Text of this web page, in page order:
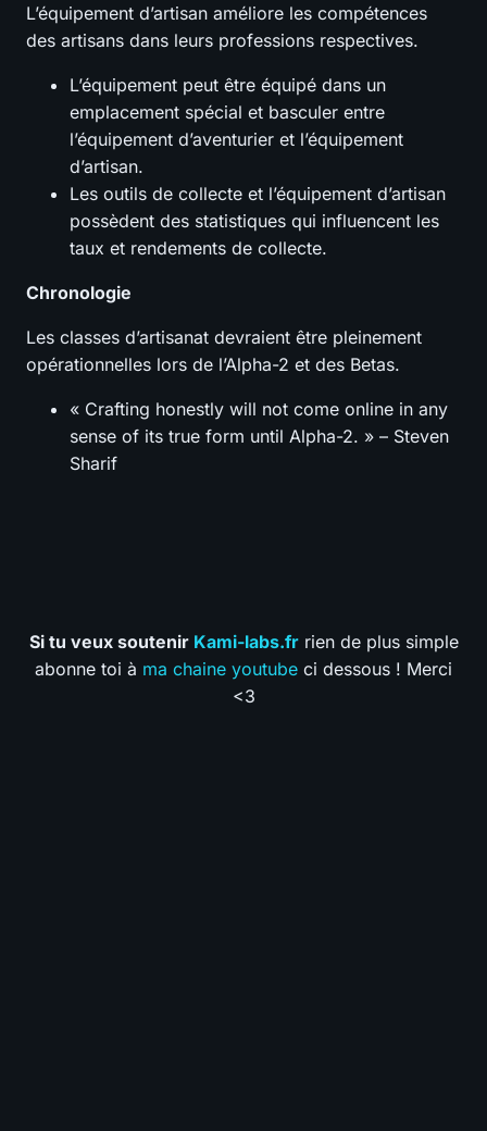
L’équipement d’artisan améliore les compétences
des artisans dans leurs professions respectives.
L’équipement peut être équipé dans un
emplacement spécial et basculer entre
l’équipement d’aventurier et l’équipement
d’artisan.
Les outils de collecte et l’équipement d’artisan
possèdent des statistiques qui influencent les
taux et rendements de collecte.
Chronologie
Les classes d’artisanat devraient être pleinement
opérationnelles lors de l’Alpha-2 et des Betas.
« Crafting honestly will not come online in any
sense of its true form until Alpha-2. » – Steven
Sharif
Si tu veux soutenir Kami-labs.frrien de plus simple
abonne toi à ma chaine youtube ci dessous ! Merci
<3